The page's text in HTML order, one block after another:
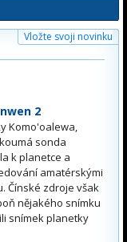
Vložte svoji novinku
2
Komo'oalewa,
sonda
k planetce a
amatérskými
Čínské zdroje však
nějakého snímku
snímek planetky